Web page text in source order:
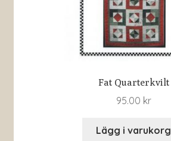
Fat Quarterkvilt
95.00 kr
Lägg i varukorg